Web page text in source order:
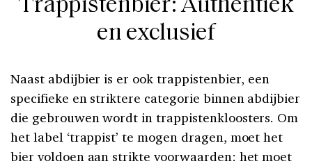
Trappistenbier: Authentiek
en exclusief
Naast abdijbier is er ook trappistenbier, een
specifieke en striktere categorie binnen abdijbier
die gebrouwen wordt in trappistenkloosters. Om
het label ‘trappist’ te mogen dragen, moet het
bier voldoen aan strikte voorwaarden: het moet